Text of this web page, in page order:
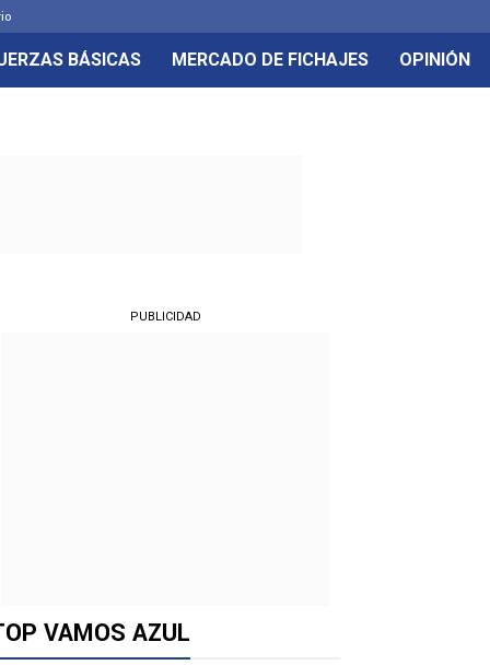
BÁSICAS MERCADO DE FICHAJES OPINIÓN
PUBLICIDAD
VAMOS AZUL